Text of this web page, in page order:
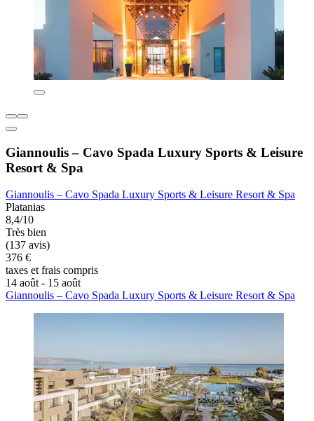
Giannoulis – Cavo Spada Luxury Sports & Leisure
Resort & Spa
Giannoulis – Cavo Spada Luxury Sports & Leisure Resort & Spa
Platanias
8,4/10
Très bien
(137 avis)
376 €
taxes et frais compris
14 août - 15 août
Giannoulis – Cavo Spada Luxury Sports & Leisure Resort & Spa